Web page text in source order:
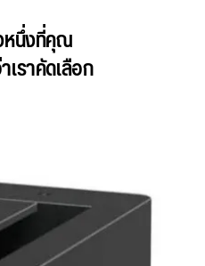
หนึ่งที่คุณ
ราคัดเลือก